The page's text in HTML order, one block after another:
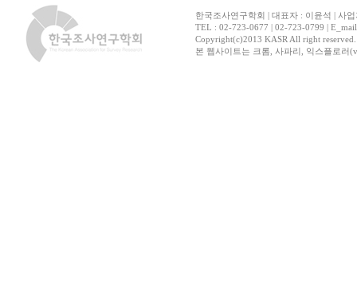
한국조사연구학회 | 대표자 : 이윤석 | 사
TEL : 02-723-0677 | 02-723-0799 | E_mail
Copyright(c)2013 KASR All right
본 웹사이트는 크롬, 사파리, 익스플로러